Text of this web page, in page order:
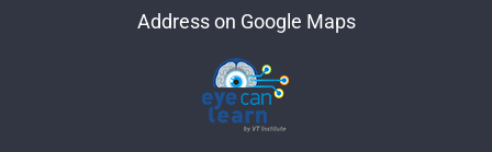
Address on Google Maps